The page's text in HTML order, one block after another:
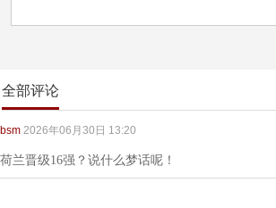
全部评论
bsm 2026年06月30日 13:20
荷兰晋级16强？说什么梦话呢！